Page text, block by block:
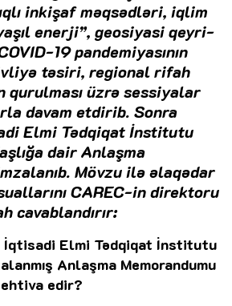
inkişaf məqsədləri, iqlim
enerji”, geosiyasi qeyri-
19 pandemiyasının
təsiri, regional rifah
qurulması üzrə sessiyalar
davam etdirib. Sonra
Elmi Tədqiqat İnstitutu
dair Anlaşma
Mövzu ilə əlaqədar
CAREC-in direktoru
cavablandırır:
İqtisadi Elmi Tədqiqat İnstitutu
Anlaşma Memorandumu
edir?